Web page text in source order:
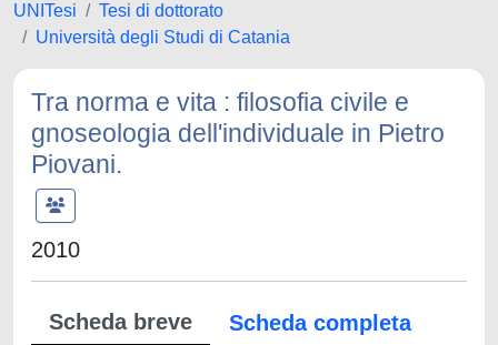
UNITesi
Tesi di dottorato
Università degli Studi di Catania
Tra norma e vita : filosofia civile e
gnoseologia dell'individuale in Pietro
Piovani.
2010
Scheda breve
Scheda completa